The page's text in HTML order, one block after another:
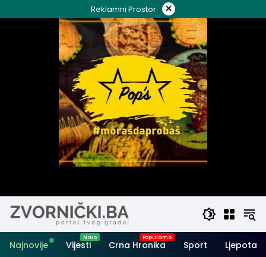
to
Reklamni Prostor ×
Najnovije Vijesti Crna Hronika Sport Ljepota i